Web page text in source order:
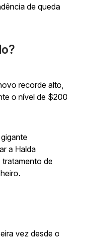
de queda
recorde alto,
o nível de $200
a Halda
tratamento de
vez desde o